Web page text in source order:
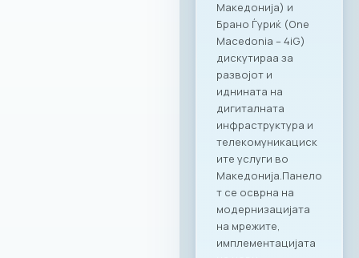
компаниите, така и
за сите нивни
вработени,
поставувајќи нови
стандарди во
корпоративното
дружење.“ – изјави
Ирена Голомеиќ,
Директор на
продажба, RAGUSA
Group Сеопфатно
партнерство со
целото портфолио
на Ragusa Group
Она што ја прави